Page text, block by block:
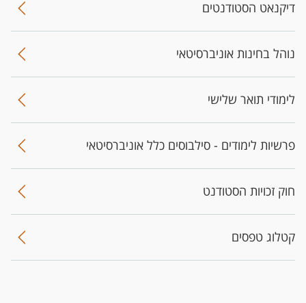
דיקנאט הסטודנטים
נוהל בחינות אוניברסיטאי
לימודי תואר שלישי
פרשיות לימודים - סילבוסים כלל אוניברסיטאי
חוק זכויות הסטודנט
קטלוג טפסים